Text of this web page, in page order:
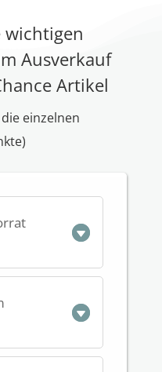
wichtigen
Ausverkauf
Artikel
einzelnen